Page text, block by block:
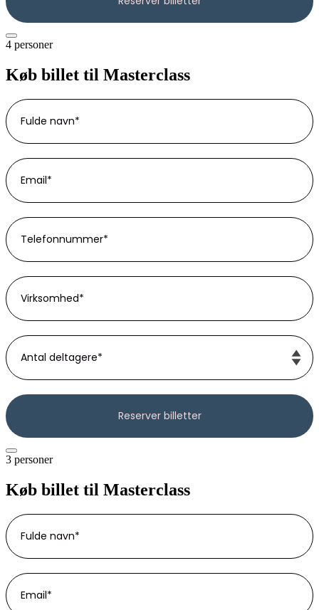
4 personer
Køb billet til Masterclass
3 personer
Køb billet til Masterclass